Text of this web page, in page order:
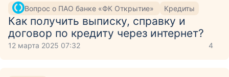
Вопрос о ПАО банке «ФК Открытие» Кредиты
Как получить выписку, справку и
договор по кредиту через интернет?
12 марта 2025 07:32 4